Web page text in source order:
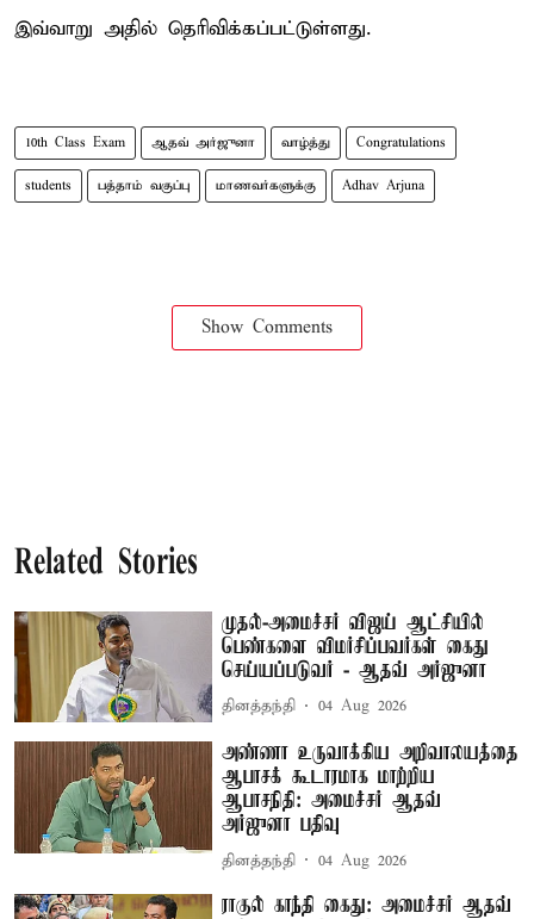
இவ்வாறு அதில் தெரிவிக்கப்பட்டுள்ளது.
10th Class Exam ஆதவ் அர்ஜுனா வாழ்த்து Congratulations
students பத்தாம் வகுப்பு மாணவர்களுக்கு Adhav Arjuna
Show Comments
Related Stories
முதல்-அமைச்சர் விஜய் ஆட்சியில்
பெண்களை விமர்சிப்பவர்கள் கைது
செய்யப்படுவர் - ஆதவ் அர்ஜுனா
தினத்தந்தி 04 Aug 2026
அண்ணா உருவாக்கிய அறிவாலயத்தை
ஆபாசக் கூடாரமாக மாற்றிய
ஆபாசநிதி: அமைச்சர் ஆதவ்
அர்ஜுனா பதிவு
தினத்தந்தி 04 Aug 2026
ராகுல் காந்தி கைது: அமைச்சர் ஆதவ்